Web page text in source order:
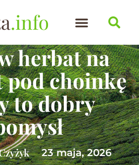
herbat na
pod choinkę
to dobry
23 maja, 2026